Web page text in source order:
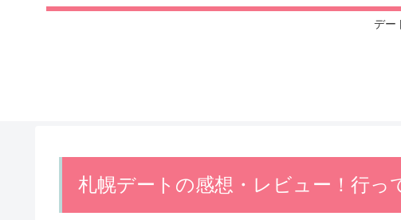
デー
札幌デートの感想・レビュー！行っ